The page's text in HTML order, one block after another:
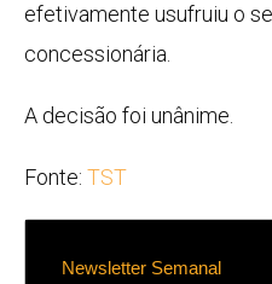
efetivamente usufruiu o
concessionária.
A decisão foi unânime.
Fonte: TST
Newsletter Semanal